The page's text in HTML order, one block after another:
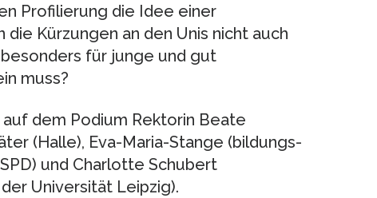
Profilierung die Idee einer
Kürzungen an den Unis nicht auch
für junge und gut
muss?
dem Podium Rektorin Beate
(Halle), Eva-Maria-Stange (bildungs-
und Charlotte Schubert
Universität Leipzig).